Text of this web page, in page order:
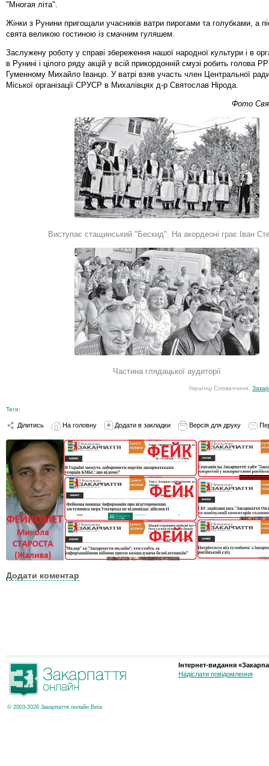
"Многая літа".
Жінки з Рунини пригощали учасників ватри пирогами та голубками, а
свята великою гостиною із смачним гуляшем.
Заслужену роботу у справі збереження нашої народної культури і в
в Рунині і цілого ряду акцій у всій прикордонній смузі робить голова
Гуменному Михайло Іванцо. У ватрі взяв участь член Центральної
Міської організації СРУСР в Михалівцях д-р Святослав Нірода.
Фото
Виступає стащинський "Бескид". На акордеоні грає Іван
Частина глядацької аудиторії
Українці Словаччини,
Теги:
Ділитись На головну Додати в закладки Версія для друку
Додати коментар
© 2003-2026 Закарпаття онлайн Beta
Інтернет-видання
Надіслати повідомлення